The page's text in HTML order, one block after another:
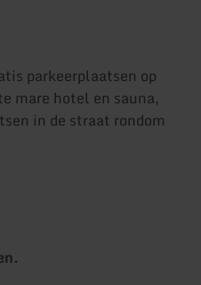
parkeerplaatsen op
mare hotel en sauna,
in de straat rondom